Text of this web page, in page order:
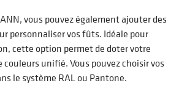
vous pouvez également ajouter des
personnaliser vos fûts. Idéale pour
cette option permet de doter votre
unifié. Vous pouvez choisir vos
le système RAL ou Pantone.